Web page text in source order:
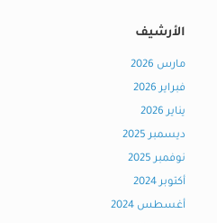
الأرشيف
مارس 2026
فبراير 2026
يناير 2026
ديسمبر 2025
نوفمبر 2025
أكتوبر 2024
أغسطس 2024